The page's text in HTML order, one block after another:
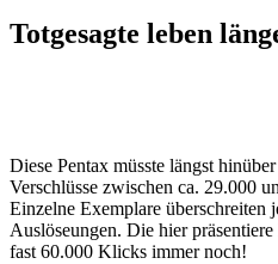
Totgesagte leben
Diese Pentax müsste längst
Verschlüsse zwischen ca. 29.000
Einzelne Exemplare überschreiten
Auslöseungen. Die hier
fast 60.000 Klicks immer noch!